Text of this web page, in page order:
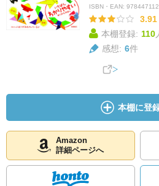
ISBN・EAN:
3.91
本棚登録: 110
感想: 6件
本棚に登
Amazon
詳細ページへ